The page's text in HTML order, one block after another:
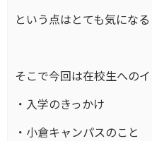
という点はとても気になる
そこで今回は在校生への
・入学のきっかけ
・小倉キャンパスのこと